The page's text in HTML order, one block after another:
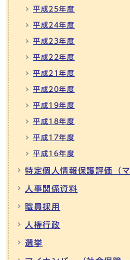
平成25年度
平成24年度
平成23年度
平成22年度
平成21年度
平成20年度
平成19年度
平成18年度
平成17年度
平成16年度
特定個人情報保護評価（
人事関係資料
職員採用
人権行政
選挙